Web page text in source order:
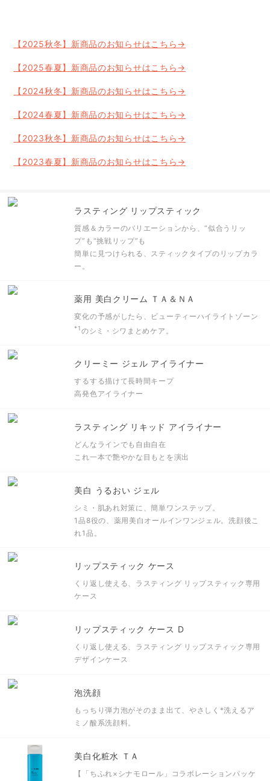
【2025秋冬】新商品のお知らせはこちら→
【2025春夏】新商品のお知らせはこちら→
【2024秋冬】新商品のお知らせはこちら→
【2024春夏】新商品のお知らせはこちら→
【2023秋冬】新商品のお知らせはこちら→
【2023春夏】新商品のお知らせはこちら→
ラスティング リップスティック
質感＆カラーのバリエーションから、“似合うリッ
プ”も“挑戦リップ”も
簡単に見つけられる、スティックタイプのリップカラ
ー。
薬用 美白クリーム ＴＡ＆ＮＡ
変化の予感がしたら、ビューティーハイライトゾーン
*1のシミ・シワまとめケア。
クリーミー ジェル アイライナー
するする描けて長時間キープ
高発色アイライナー
ラスティング リキッド アイライナー
どんなラインでも自由自在
これ一本で艶やかな目もとを演出
美白 うるおい ジェル
シミ・肌あれ対策に、簡単ワンステップ。
1品8役の、薬用美白オールインワンジェル。洗顔後こ
れ1品。
リップスティック ケース
くり返し使える、ラスティング リップスティック専用
ケース
リップスティック ケース D
くり返し使える、ラスティング リップスティック専用
デザインケース
泡洗顔
もっちり弾力泡がそのまま出て、やさしく *洗えるア
ミノ酸系洗顔料。
美白化粧水 ＴＡ
【「ちふれ×シナモロール」コラボレーションパッケ